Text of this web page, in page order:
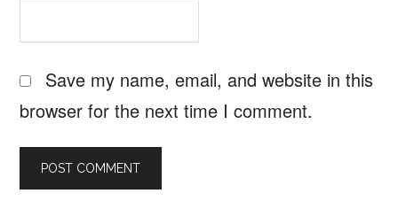
Save my name, email, and website in this
browser for the next time I comment.